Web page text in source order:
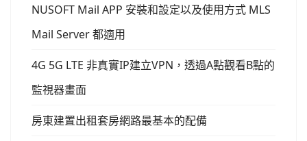
NUSOFT Mail APP 安裝和設定以及使用方式 MLS
Mail Server 都適用
4G 5G LTE 非真實IP建立VPN，透過A點觀看B點的
監視器畫面
房東建置出租套房網路最基本的配備